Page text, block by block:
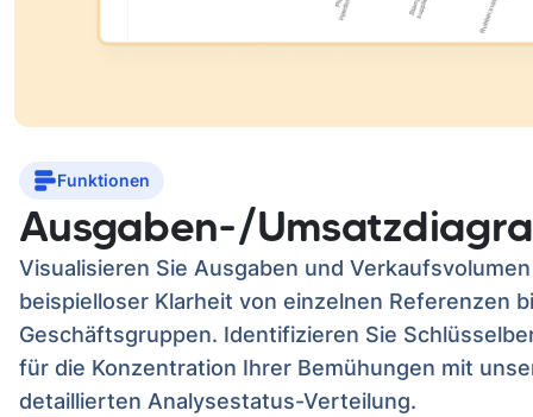
Funktionen
Ausgaben-/
Visualisieren Sie Ausgaben und
beispielloser Klarheit von einzelnen Referenzen
Geschäftsgruppen. Identifizieren Sie
für die Konzentration Ihrer Bemühungen mit
detaillierten Analysestatus-Verteilung.